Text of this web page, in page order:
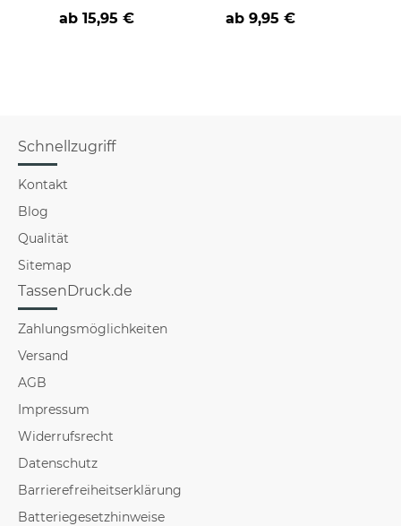
ab 15,95 €
"Herzballons" mit
süßen Sprüchen
ab 9,95 €
Schnellzugriff
Kontakt
Blog
Qualität
Sitemap
TassenDruck.de
Zahlungsmöglichkeiten
Versand
AGB
Impressum
Widerrufsrecht
Datenschutz
Barrierefreiheitserklärung
Batteriegesetzhinweise